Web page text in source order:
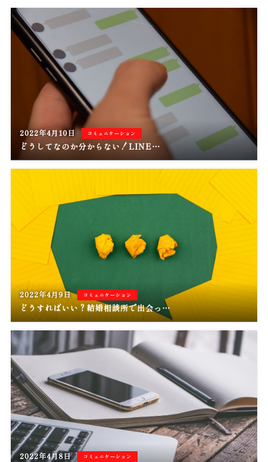
2022年4月10日 コミュニケーション
どうしてなのか分からない！LINE…
2022年4月9日 コミュニケーション
どうすればいい？結婚相談所で出会っ…
2022年4月8日 コミュニケーション